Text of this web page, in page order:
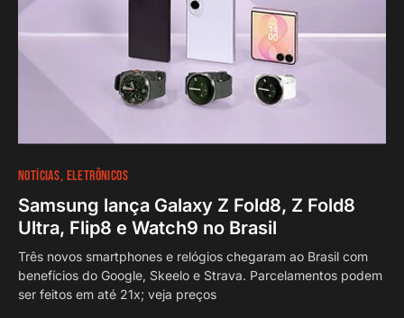
NOTÍCIAS ELETRÔNICOS
Samsung lança Galaxy Z Fold8, Z Fold8
Ultra, Flip8 e Watch9 no Brasil
Três novos smartphones e relógios chegaram ao Brasil com
benefícios do Google, Skeelo e Strava. Parcelamentos podem
ser feitos em até 21x; veja preços